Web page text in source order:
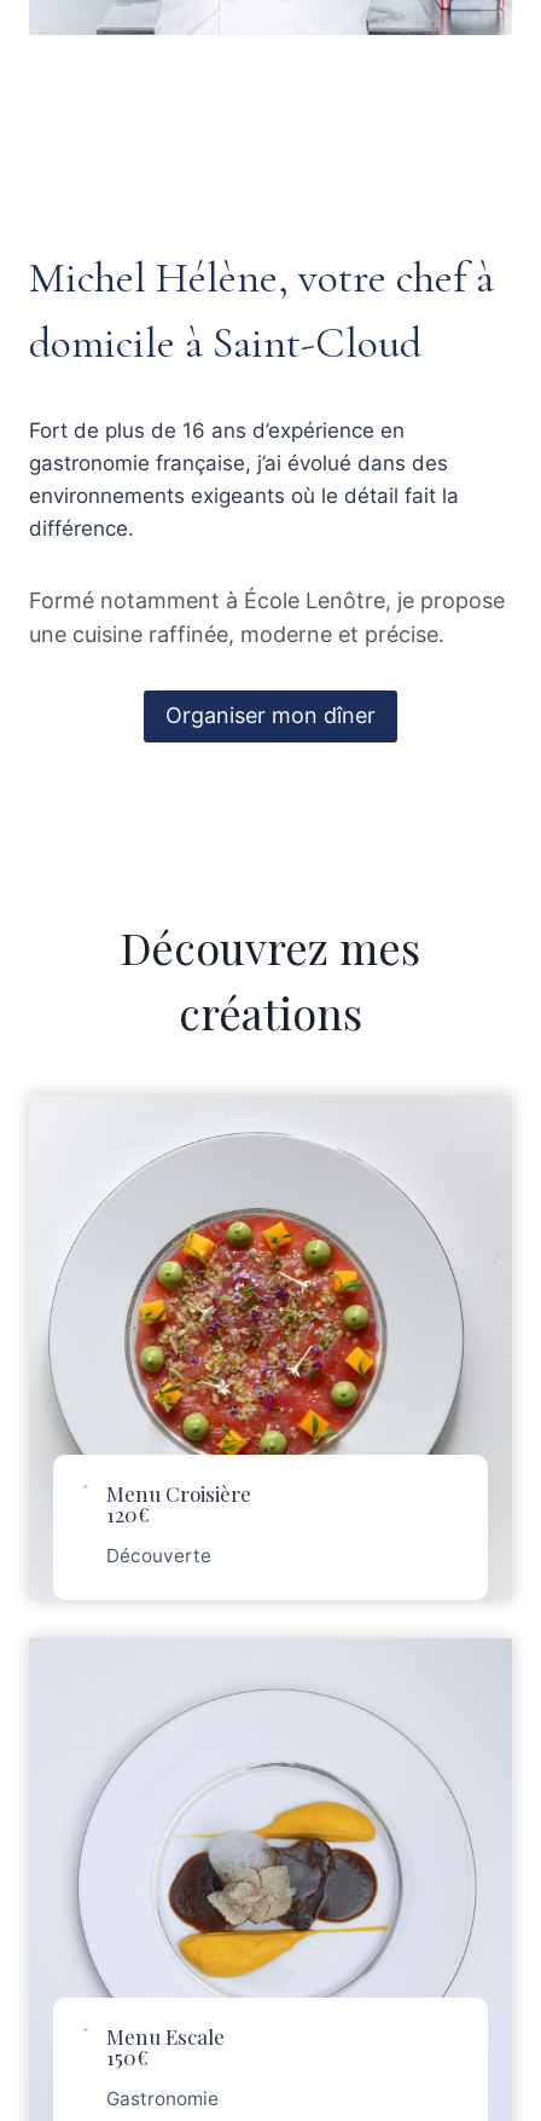
Michel Hélène, votre chef à
domicile à Saint-Cloud
Fort de plus de 16 ans d’expérience en
gastronomie française, j’ai évolué dans des
environnements exigeants où le détail fait la
différence.
Formé notamment à École Lenôtre, je propose
une cuisine raffinée, moderne et précise.
Organiser mon dîner
Découvrez mes
créations
Menu Croisière
120€
Découverte
Menu Escale
150€
Gastronomie